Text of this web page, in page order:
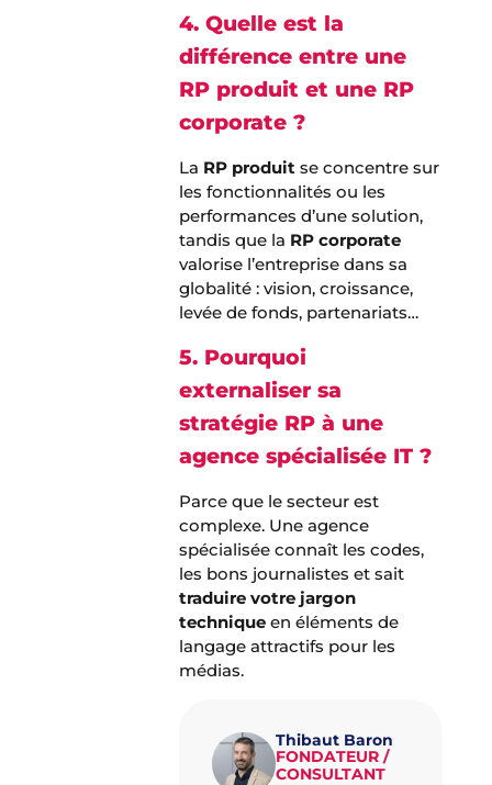
4. Quelle est la
différence entre une
RP produit et une RP
corporate ?
La RP produit se concentre sur
les fonctionnalités ou les
performances d’une solution,
tandis que la RP corporate
valorise l’entreprise dans sa
globalité : vision, croissance,
levée de fonds, partenariats…
5. Pourquoi
externaliser sa
stratégie RP à une
agence spécialisée IT ?
Parce que le secteur est
complexe. Une agence
spécialisée connaît les codes,
les bons journalistes et sait
traduire votre jargon
technique en éléments de
langage attractifs pour les
médias.
Thibaut Baron
FONDATEUR /
CONSULTANT